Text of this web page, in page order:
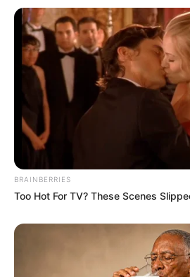
BRAINBERRIES
Too Hot For TV? These Scenes